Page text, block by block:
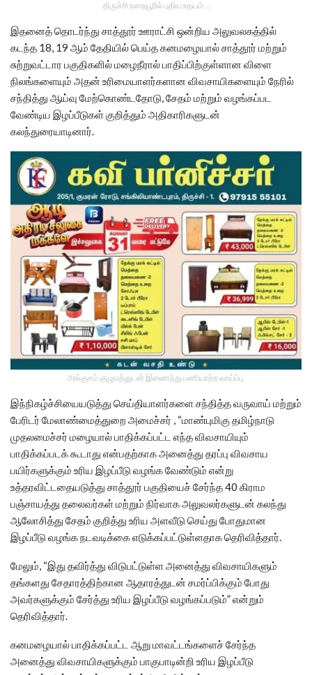
திருச்சி உறையூரில் புதிய உதயம்...
இதனைத் தொடர்ந்து சாத்தூர் ஊராட்சி ஒன்றிய அலுவலகத்தில்
கடந்த 18, 19 ஆம் தேதியில் பெய்த கனமழையால் சாத்தூர் மற்றும்
சுற்றுவட்டார பகுதிகளில் மழைநீரால் பாதிப்பிற்குள்ளான விளை
நிலங்களையும் அதன் உரிமையாளர்களான விவசாயிகளையும் நேரில்
சந்தித்து ஆய்வு மேற்கொண்டதோடு, சேதம் மற்றும் வழங்கப்பட
வேண்டிய இழப்பீடுகள் குறித்தும் அதிகாரிகளுடன்
கலந்துரையாடினார்.
அங்குசம் குழுமத்துடன் இணைந்து பணியாற்ற வாய்ப்பு.
இந்நிகழ்ச்சியையடுத்து செய்தியாளர்களை சந்தித்த வருவாய் மற்றும்
பேரிடர் மேலாண்மைத்துறை அமைச்சர் , “மாண்புமிகு தமிழ்நாடு
முதலமைச்சர் மழையால் பாதிக்கப்பட்ட எந்த விவசாயியும்
பாதிக்கப்படக் கூடாது என்பதற்காக அனைத்து தரப்பு விவசாய
பயிர்களுக்கும் உரிய இழப்பீடு வழங்க வேண்டும் என்று
உத்தரவிட்டதையடுத்து சாத்தூர் பகுதியைச் சேர்ந்த 40 கிராம
பஞ்சாயத்து தலைவர்கள் மற்றும் நிர்வாக அலுவலர்களுடன் கலந்து
ஆலோசித்து சேதம் குறித்து உரிய அளவீடு செய்து போதுமான
இழப்பீடு வழங்க நடவடிக்கை எடுக்கப்பட்டுள்ளதாக தெரிவித்தார்.
மேலும், “இது தவிர்த்து விடுபட்டுள்ள அனைத்து விவசாயிகளும்
தங்களது சேதாரத்திற்கான ஆதாரத்துடன் சமர்ப்பிக்கும் போது
அவர்களுக்கும் சேர்த்து உரிய இழப்பீடு வழங்கப்படும்” என்றும்
தெரிவித்தார்.
கனமழையால் பாதிக்கப்பட்ட ஆறு மாவட்டங்களைச் சேர்ந்த
அனைத்து விவசாயிகளுக்கும் பாகுபாடின்றி உரிய இழப்பீடு